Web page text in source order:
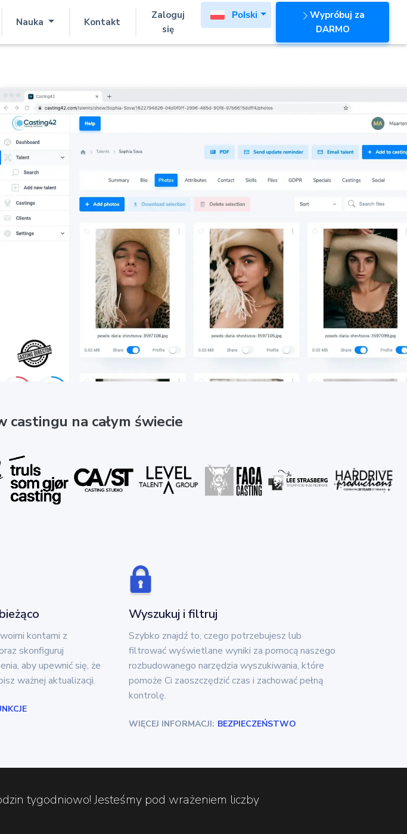
Nauka Kontakt
Zaloguj
się
Polski
Wypróbuj za
DARMO
na całym świecie
kontami z
skonfiguruj
aby upewnić się, że
ważnej aktualizacji.
Wyszukuj i filtruj
Szybko znajdź to, czego potrzebujesz lub
filtrować wyświetlane wyniki za pomocą naszego
rozbudowanego narzędzia wyszukiwania, które
pomoże Ci zaoszczędzić czas i zachować pełną
kontrolę.
WIĘCEJ INFORMACJI: BEZPIECZEŃSTWO
tygodniowo! Jesteśmy pod wrażeniem liczby